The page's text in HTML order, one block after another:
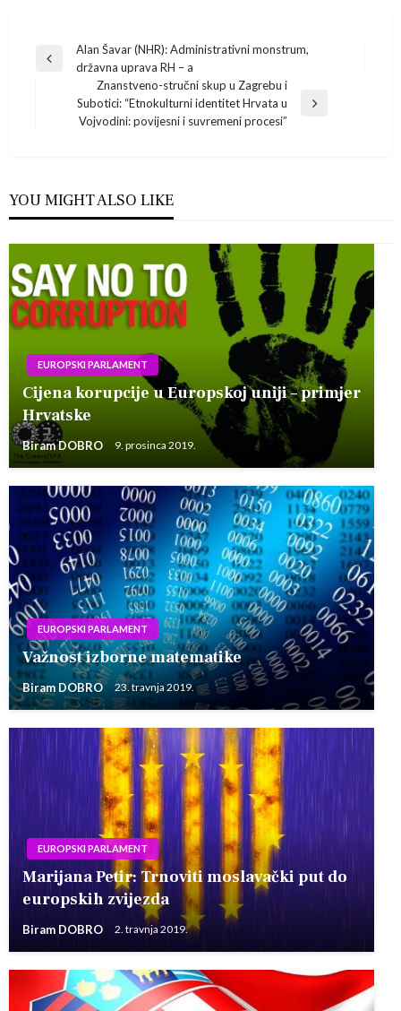
Navigacija
objava
Previous
Alan Šavar (NHR): Administrativni monstrum,
državna uprava RH – a
Next
Znanstveno-stručni skup u Zagrebu i
Subotici: “Etnokulturni identitet Hrvata u
Vojvodini: povijesni i suvremeni procesi”
YOU MIGHT ALSO LIKE
EUROPSKI PARLAMENT
Cijena korupcije u Europskoj uniji – primjer
Hrvatske
Biram DOBRO 9. prosinca 2019.
EUROPSKI PARLAMENT
Važnost izborne matematike
Biram DOBRO 23. travnja 2019.
EUROPSKI PARLAMENT
Marijana Petir: Trnoviti moslavački put do
europskih zvijezda
Biram DOBRO 2. travnja 2019.